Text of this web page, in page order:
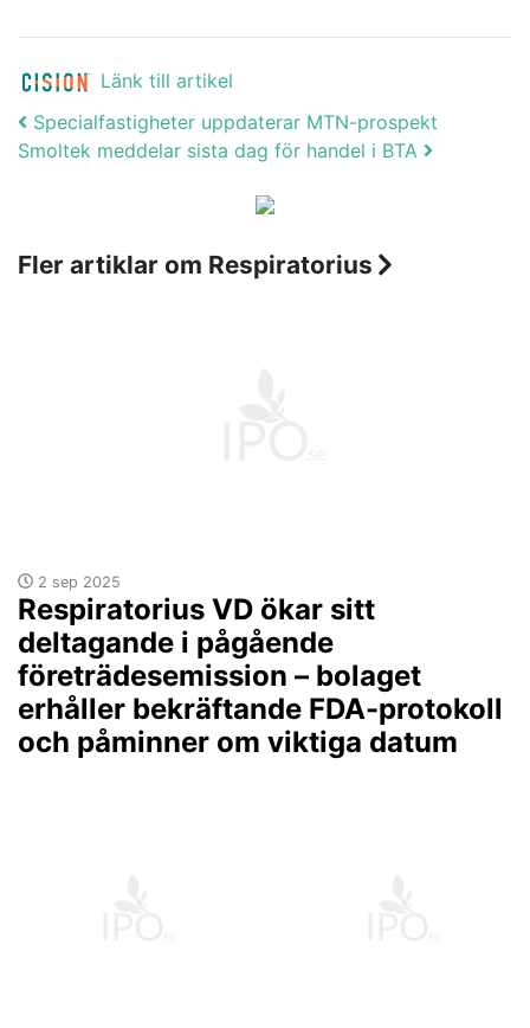
Länk till artikel
Post navigation
Specialfastigheter uppdaterar MTN-prospekt
Smoltek meddelar sista dag för handel i BTA
Fler artiklar om Respiratorius
2 sep 2025
Respiratorius VD ökar sitt
deltagande i pågående
företrädesemission – bolaget
erhåller bekräftande FDA-protokoll
och påminner om viktiga datum